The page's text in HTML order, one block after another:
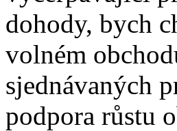
dohody, bych
volném
sjednávaných
podpora růstu